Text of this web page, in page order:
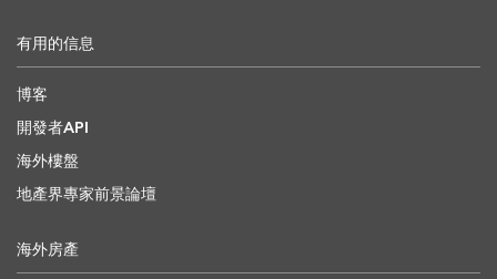
有用的信息
博客
開發者API
海外樓盤
地產界專家前景論壇
海外房產